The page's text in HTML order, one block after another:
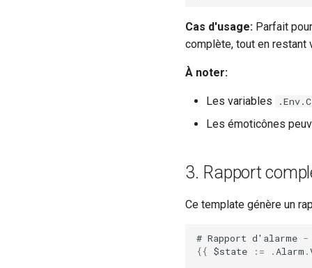
Cas d'usage: Parfait
complète, tout en restant
À noter:
Les variables
Les émoticônes
3. Rapport
Ce template génère un
# Rapport d' alarme -
{{ $state := . Alarm .